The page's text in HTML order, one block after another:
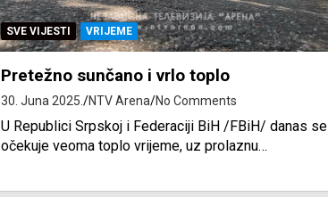
SVE VIJESTI VRIJEME
Pretežno sunčano i vrlo toplo
30. Juna 2025. NTV Arena No Comments
U Republici Srpskoj i Federaciji BiH /FBiH/ danas se
očekuje veoma toplo vrijeme, uz prolaznu…